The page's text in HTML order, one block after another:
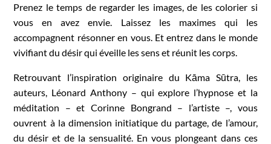
Prenez le temps de regarder les images, de les colorier si
vous en avez envie. Laissez les maximes qui les
accompagnent résonner en vous. Et entrez dans le monde
vivifiant du désir qui éveille les sens et réunit les corps.
Retrouvant l’inspiration originaire du Kāma Sūtra, les
auteurs, Léonard Anthony – qui explore l’hypnose et la
méditation – et Corinne Bongrand – l’artiste –, vous
ouvrent à la dimension initiatique du partage, de l’amour,
du désir et de la sensualité. En vous plongeant dans ces